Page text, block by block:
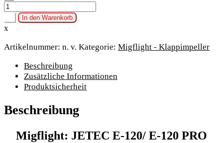
Migflight:
JETEC
E-
E-
PRO
Menge
In den Warenkorb
x
Artikelnummer: n. v. Kategorie: Migflight - Klappimpeller
Beschreibung
Zusätzliche Informationen
Produktsicherheit
Beschreibung
Migflight: JETEC E-120/ E-120 PRO